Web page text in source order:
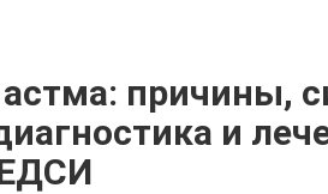
причины,
и